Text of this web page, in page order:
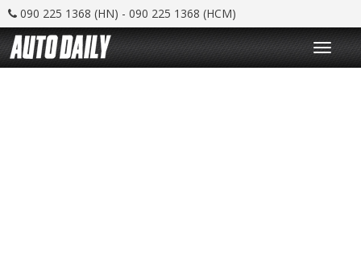
090 225 1368 (HN) - 090 225 1368 (HCM)
T
o
g